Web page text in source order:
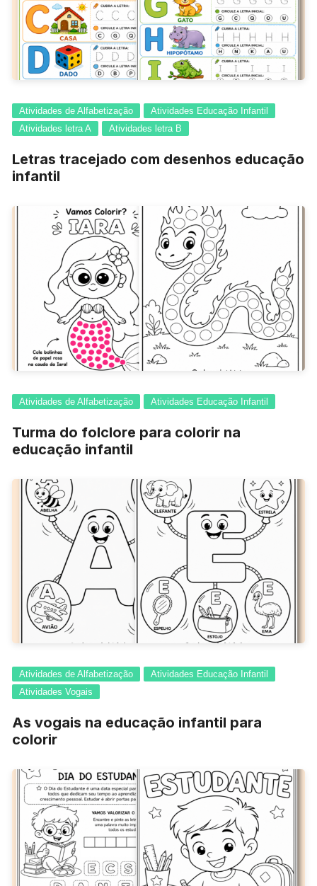
Atividades de Alfabetização
Atividades Educação Infantil
Atividades letra A
Atividades letra B
Letras tracejado com desenhos educação
infantil
Atividades de Alfabetização Atividades Educação Infantil
Turma do folclore para colorir na
educação infantil
Atividades de Alfabetização
Atividades Educação Infantil
Atividades Vogais
As vogais na educação infantil para
colorir